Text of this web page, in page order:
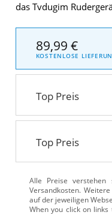
das Tvdugim
89,99 €
KOSTENLOSE
Top Preis
Top Preis
Alle Preise verstehen
Versandkosten.
auf der jeweiligen